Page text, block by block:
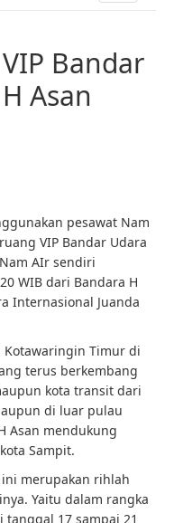
Bandar
Asan
pesawat Nam
VIP Bandar Udara
AIr sendiri
WIB dari Bandara H
Internasional Juanda
Kotawaringin Timur di
terus berkembang
kota transit dari
di luar pulau
Asan mendukung
Sampit.
merupakan rihlah
Yaitu dalam rangka
17 sampai 21